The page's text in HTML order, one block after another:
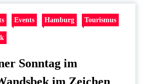
Events Hamburg Tourismus
Sonntag im